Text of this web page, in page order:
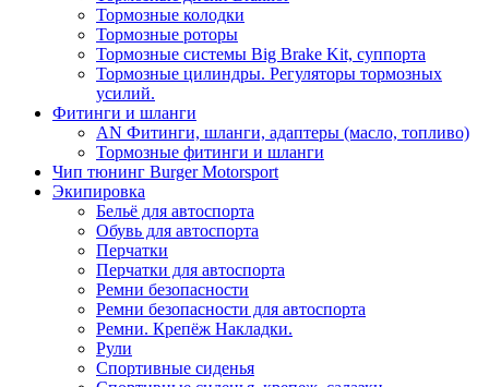
Тормозные колодки
Тормозные роторы
Тормозные системы Big Brake Kit, суппорта
Тормозные цилиндры. Регуляторы тормозных
усилий.
Фитинги и шланги
AN Фитинги, шланги, адаптеры (масло, топливо)
Тормозные фитинги и шланги
Чип тюнинг Burger Motorsport
Экипировка
Бельё для автоспорта
Обувь для автоспорта
Перчатки
Перчатки для автоспорта
Ремни безопасности
Ремни безопасности для автоспорта
Ремни. Крепёж Накладки.
Рули
Спортивные сиденья